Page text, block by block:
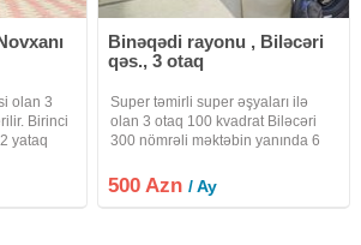
olan 3
Birinci
yataq
otağı
2 qonaq
Binəqədi rayonu , Biləcəri
qəs., 3 otaq
Super təmirli super əşyaları ilə
olan 3 otaq 100 kvadrat Biləcəri
300 nömrəli məktəbin yanında 6
yalnız ayləyə verilir isdənlən vaxt
baxmaq olar başqa evlər də var
500 Azn/ Ay